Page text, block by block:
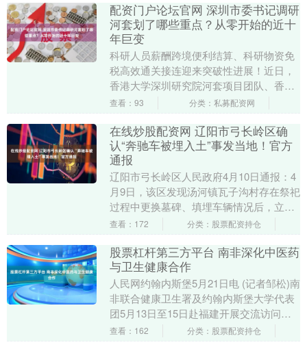
配资门户论坛官网 深圳市委书记调研
河套划了哪些重点？从零开始的近十
年巨变
科研人员薪酬跨境便利结算、科研物资免
税高效通关接连迎来突破性进展！近日，
香港大学深圳研究院河套项目团队、香港
科学园深圳分园妙智科技3名科研人员，顺
查看：93 分类：私募配资网
在线炒股配资网 辽阳市弓长岭区确
认“奔驰车被埋入土”事发当地！官方
通报
辽阳市弓长岭区人民政府4月10日通报：4
月9日，该区发现汤河镇瓦子沟村存在祭祀
过程中更换墓碑、填埋车辆情况后，立即
开展核查处置工作。经初步核查在线炒股
查看：172 分类：股票配资持仓
股票杠杆第三方平台 南非深化中医药
与卫生健康合作
人民网约翰内斯堡5月21日电 (记者邹松)南
非联合健康卫生署及约翰内斯堡大学代表
团5月13日至15日赴福建开展交流访问，
先后访问福建中医药大学、附属人民医
查看：162 分类：股票配资持仓